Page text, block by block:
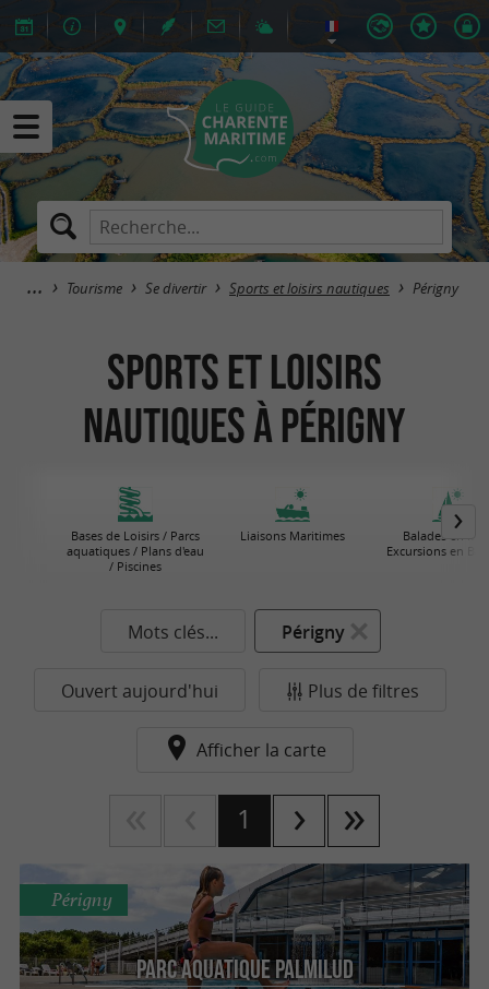
Tourisme Se divertir Sports et loisirs nautiques Périgny
Sports et loisirs
nautiques à Périgny
Bases de Loisirs / Parcs
aquatiques / Plans d'eau
/ Piscines
Liaisons Maritimes
Balades en
Excursions en
Mots clés... Périgny
Ouvert aujourd'hui Plus de filtres
Afficher la carte
1
Parc Aquatique Palmilud
Périgny